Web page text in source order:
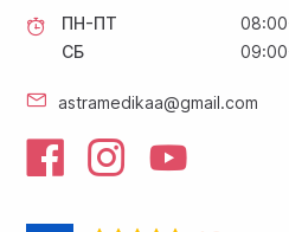
ПН-ПТ
СБ
astramedikaa@gmail.com